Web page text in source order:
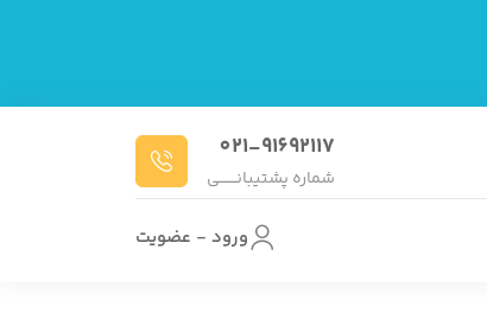
021-91692117
شماره پشتیبانـــــــی
ورود - عضویت